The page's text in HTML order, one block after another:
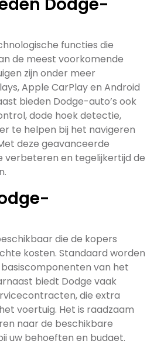
functies die
de meest voorkomende
zijn onder meer
Apple CarPlay en Android
bieden Dodge-auto’s ook
dode hoek detectie,
te helpen bij het navigeren
deze geavanceerde
verbeteren en tegelijkertijd de
die de kopers
kosten. Standaard worden
van het
biedt Dodge vaak
die extra
voertuig. Het is raadzaam
naar de beschikbare
uw behoeften en budget.